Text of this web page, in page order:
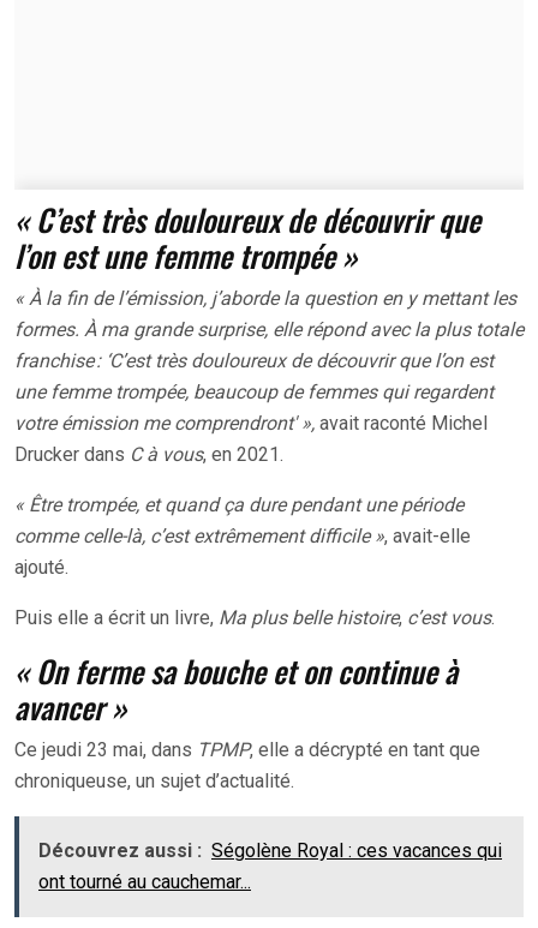
« C’est très douloureux de découvrir que
l’on est une femme trompée »
« À la fin de l’émission, j’aborde la question en y mettant les
formes. À ma grande surprise, elle répond avec la plus totale
franchise : ‘C’est très douloureux de découvrir que l’on est
une femme trompée, beaucoup de femmes qui regardent
votre émission me comprendront' », avait raconté Michel
Drucker dans C à vous, en 2021.
« Être trompée, et quand ça dure pendant une période
comme celle-là, c’est extrêmement difficile », avait-elle
ajouté.
Puis elle a écrit un livre, Ma plus belle histoire, c’est vous.
« On ferme sa bouche et on continue à
avancer »
Ce jeudi 23 mai, dans TPMP, elle a décrypté en tant que
chroniqueuse, un sujet d’actualité.
Découvrez aussi : Ségolène Royal : ces vacances qui
ont tourné au cauchemar...